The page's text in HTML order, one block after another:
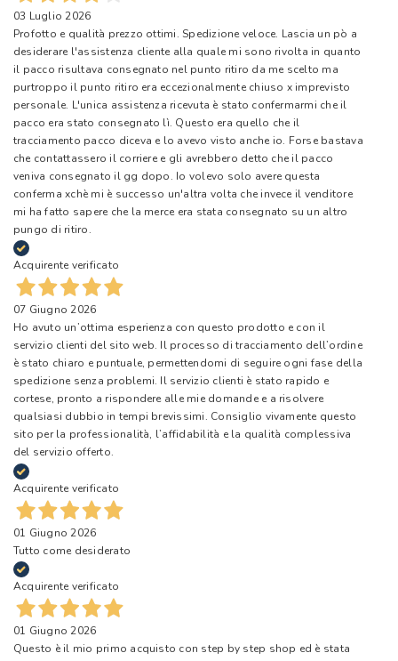
03 Luglio 2026
Profotto e qualità prezzo ottimi. Spedizione veloce. Lascia un pò a
desiderare l'assistenza cliente alla quale mi sono rivolta in quanto
il pacco risultava consegnato nel punto ritiro da me scelto ma
purtroppo il punto ritiro era eccezionalmente chiuso x imprevisto
personale. L'unica assistenza ricevuta è stato confermarmi che il
pacco era stato consegnato lì. Questo era quello che il
tracciamento pacco diceva e lo avevo visto anche io. Forse bastava
che contattassero il corriere e gli avrebbero detto che il pacco
veniva consegnato il gg dopo. Io volevo solo avere questa
conferma xchè mi è successo un'altra volta che invece il venditore
mi ha fatto sapere che la merce era stata consegnato su un altro
pungo di ritiro.
Acquirente verificato
07 Giugno 2026
Ho avuto un’ottima esperienza con questo prodotto e con il
servizio clienti del sito web. Il processo di tracciamento dell’ordine
è stato chiaro e puntuale, permettendomi di seguire ogni fase della
spedizione senza problemi. Il servizio clienti è stato rapido e
cortese, pronto a rispondere alle mie domande e a risolvere
qualsiasi dubbio in tempi brevissimi. Consiglio vivamente questo
sito per la professionalità, l’affidabilità e la qualità complessiva
del servizio offerto.
Acquirente verificato
01 Giugno 2026
Tutto come desiderato
Acquirente verificato
01 Giugno 2026
Questo è il mio primo acquisto con step by step shop ed è stata